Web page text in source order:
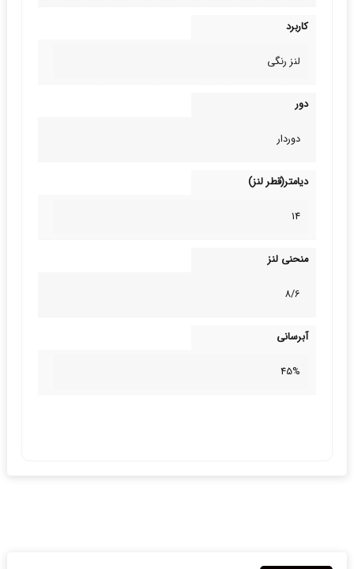
کاربرد
لنز رنگی
دور
دوردار
دیامتر(قطر لنز)
14
منحنی لنز
8/6
آبرسانی
45%